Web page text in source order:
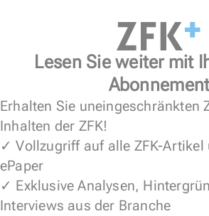
Lesen Sie weiter mit
Erhalten Sie uneingeschränkten
Inhalten der ZFK!
✓ Vollzugriff auf alle ZFK-
ePaper
✓ Exklusive Analysen,
Interviews aus der Branche